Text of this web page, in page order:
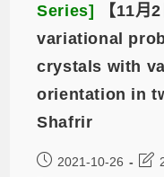
Series]
【11
variational
crystals with
orientation in
Shafrir
2021-10-26